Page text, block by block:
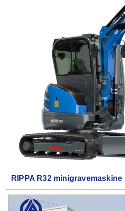
RIPPA R32 minigravemaskine